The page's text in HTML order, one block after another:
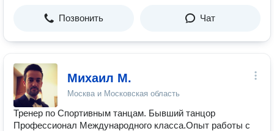
Позвонить Чат
Михаил М.
Москва и Московская область
Тренер по Спортивным танцам. Бывший танцор
Профессионал Международного класса.Опыт работы с